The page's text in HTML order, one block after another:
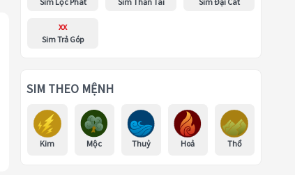
xx
Sim Trả Góp
SIM THEO MỆNH
Kim Mộc Thuỷ Hoả Thổ